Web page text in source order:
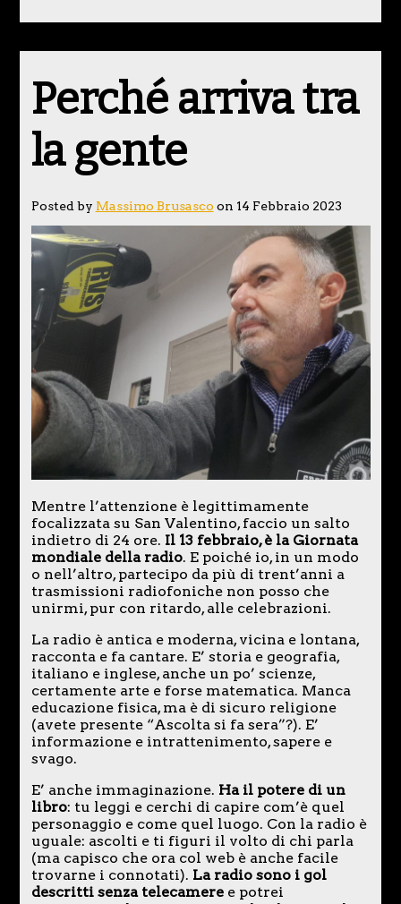
Perché arriva tra
la gente
Posted by Massimo Brusasco on 14 Febbraio 2023
Mentre l’attenzione è legittimamente
focalizzata su San Valentino, faccio un salto
indietro di 24 ore. Il 13 febbraio, è la Giornata
mondiale della radio. E poiché io, in un modo
o nell’altro, partecipo da più di trent’anni a
trasmissioni radiofoniche non posso che
unirmi, pur con ritardo, alle celebrazioni.
La radio è antica e moderna, vicina e lontana,
racconta e fa cantare. E’ storia e geografia,
italiano e inglese, anche un po’ scienze,
certamente arte e forse matematica. Manca
educazione fisica, ma è di sicuro religione
(avete presente “Ascolta si fa sera”?). E’
informazione e intrattenimento, sapere e
svago.
E’ anche immaginazione. Ha il potere di un
libro: tu leggi e cerchi di capire com’è quel
personaggio e come quel luogo. Con la radio è
uguale: ascolti e ti figuri il volto di chi parla
(ma capisco che ora col web è anche facile
trovarne i connotati). La radio sono i gol
descritti senza telecamere e potrei